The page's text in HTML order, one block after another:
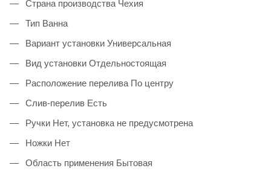
Страна производства Чехия
Тип Ванна
Вариант установки Универсальная
Вид установки Отдельностоящая
Расположение перелива По центру
Слив-перелив Есть
Ручки Нет, установка не предусмотрена
Ножки Нет
Область применения Бытовая